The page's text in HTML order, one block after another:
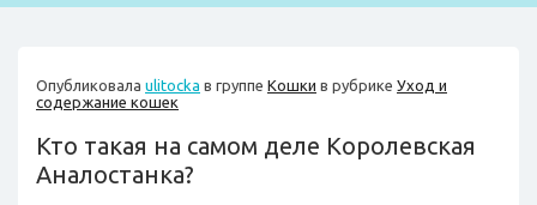
Опубликовала ulitocka в группе Кошки в рубрике Уход и
содержание кошек
Кто такая на самом деле Королевская
Аналостанка?